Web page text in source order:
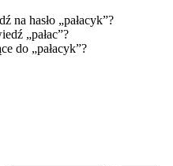
na hasło „pałacyk”?
„pałac”?
do „pałacyk”?